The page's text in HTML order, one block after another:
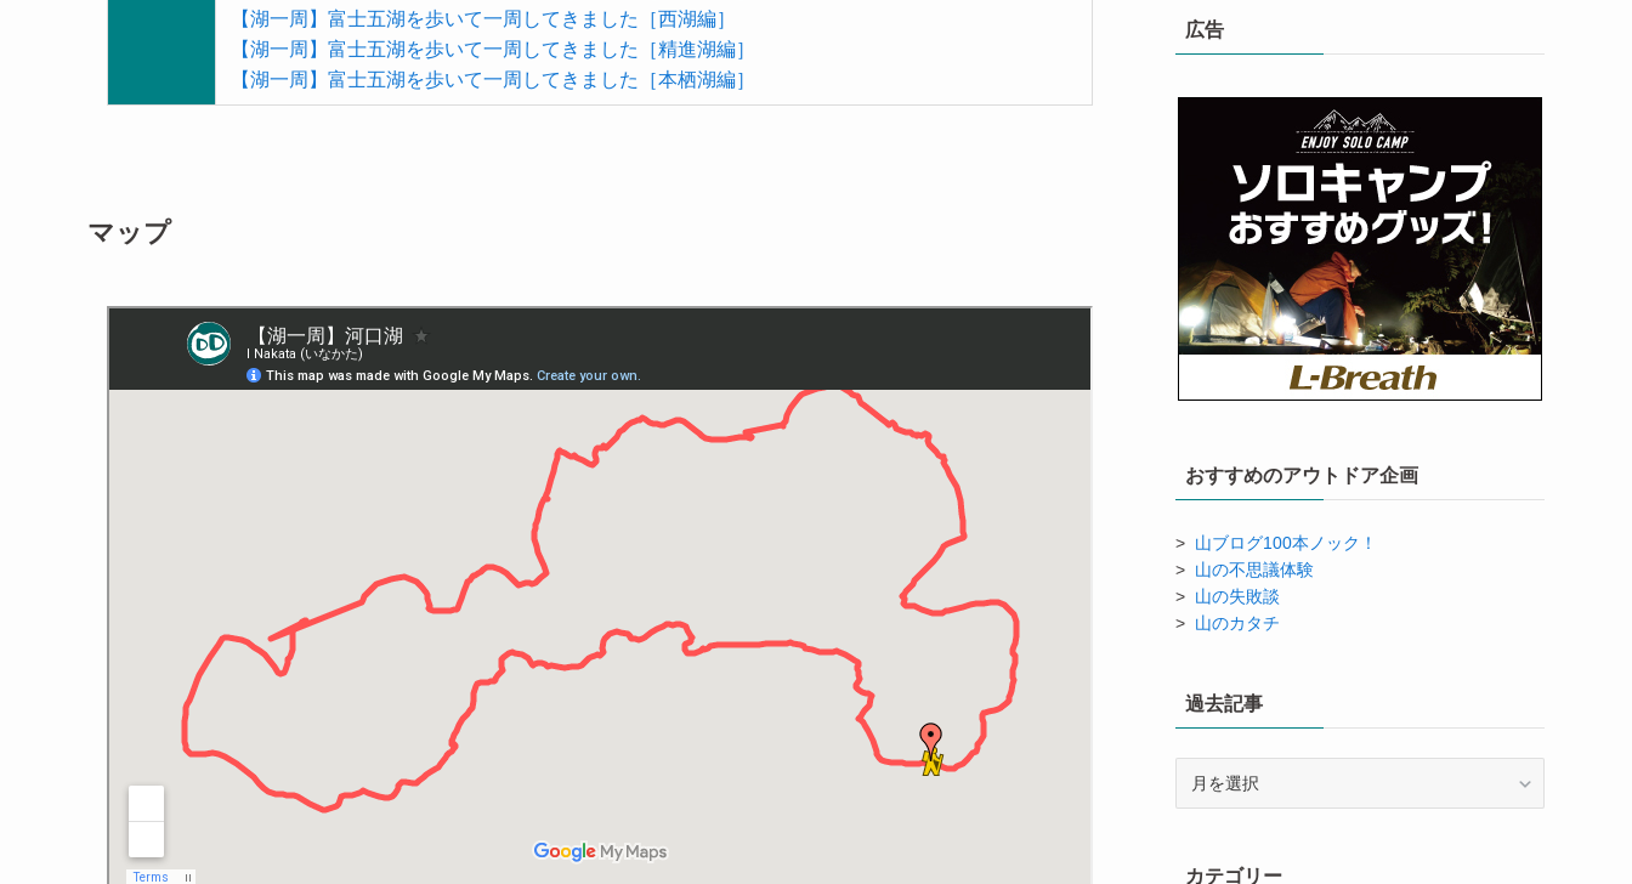
【湖一周】富士五湖を歩いて一周してきました［西湖編］
【湖一周】富士五湖を歩いて一周してきました［精進湖編］
【湖一周】富士五湖を歩いて一周してきました［本栖湖編］
マップ
広告
おすすめのアウトドア企画
> 山ブログ100本ノック！
> 山の不思議体験
> 山の失敗談
> 山のカタチ
過去記事
カテゴリー